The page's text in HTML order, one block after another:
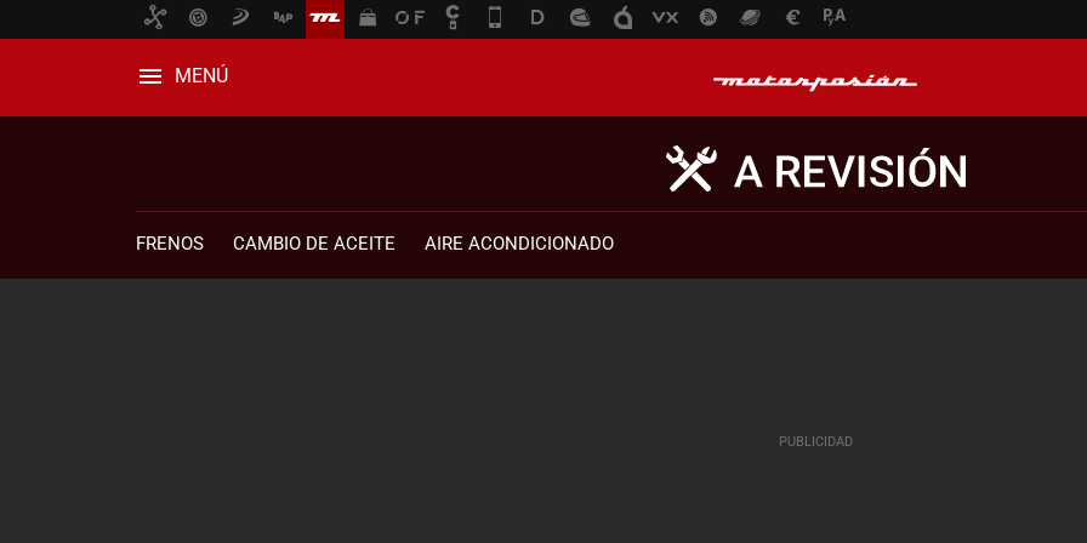
MENÚ
FRENOS CAMBIO DE ACEITE AIRE ACONDICIONADO